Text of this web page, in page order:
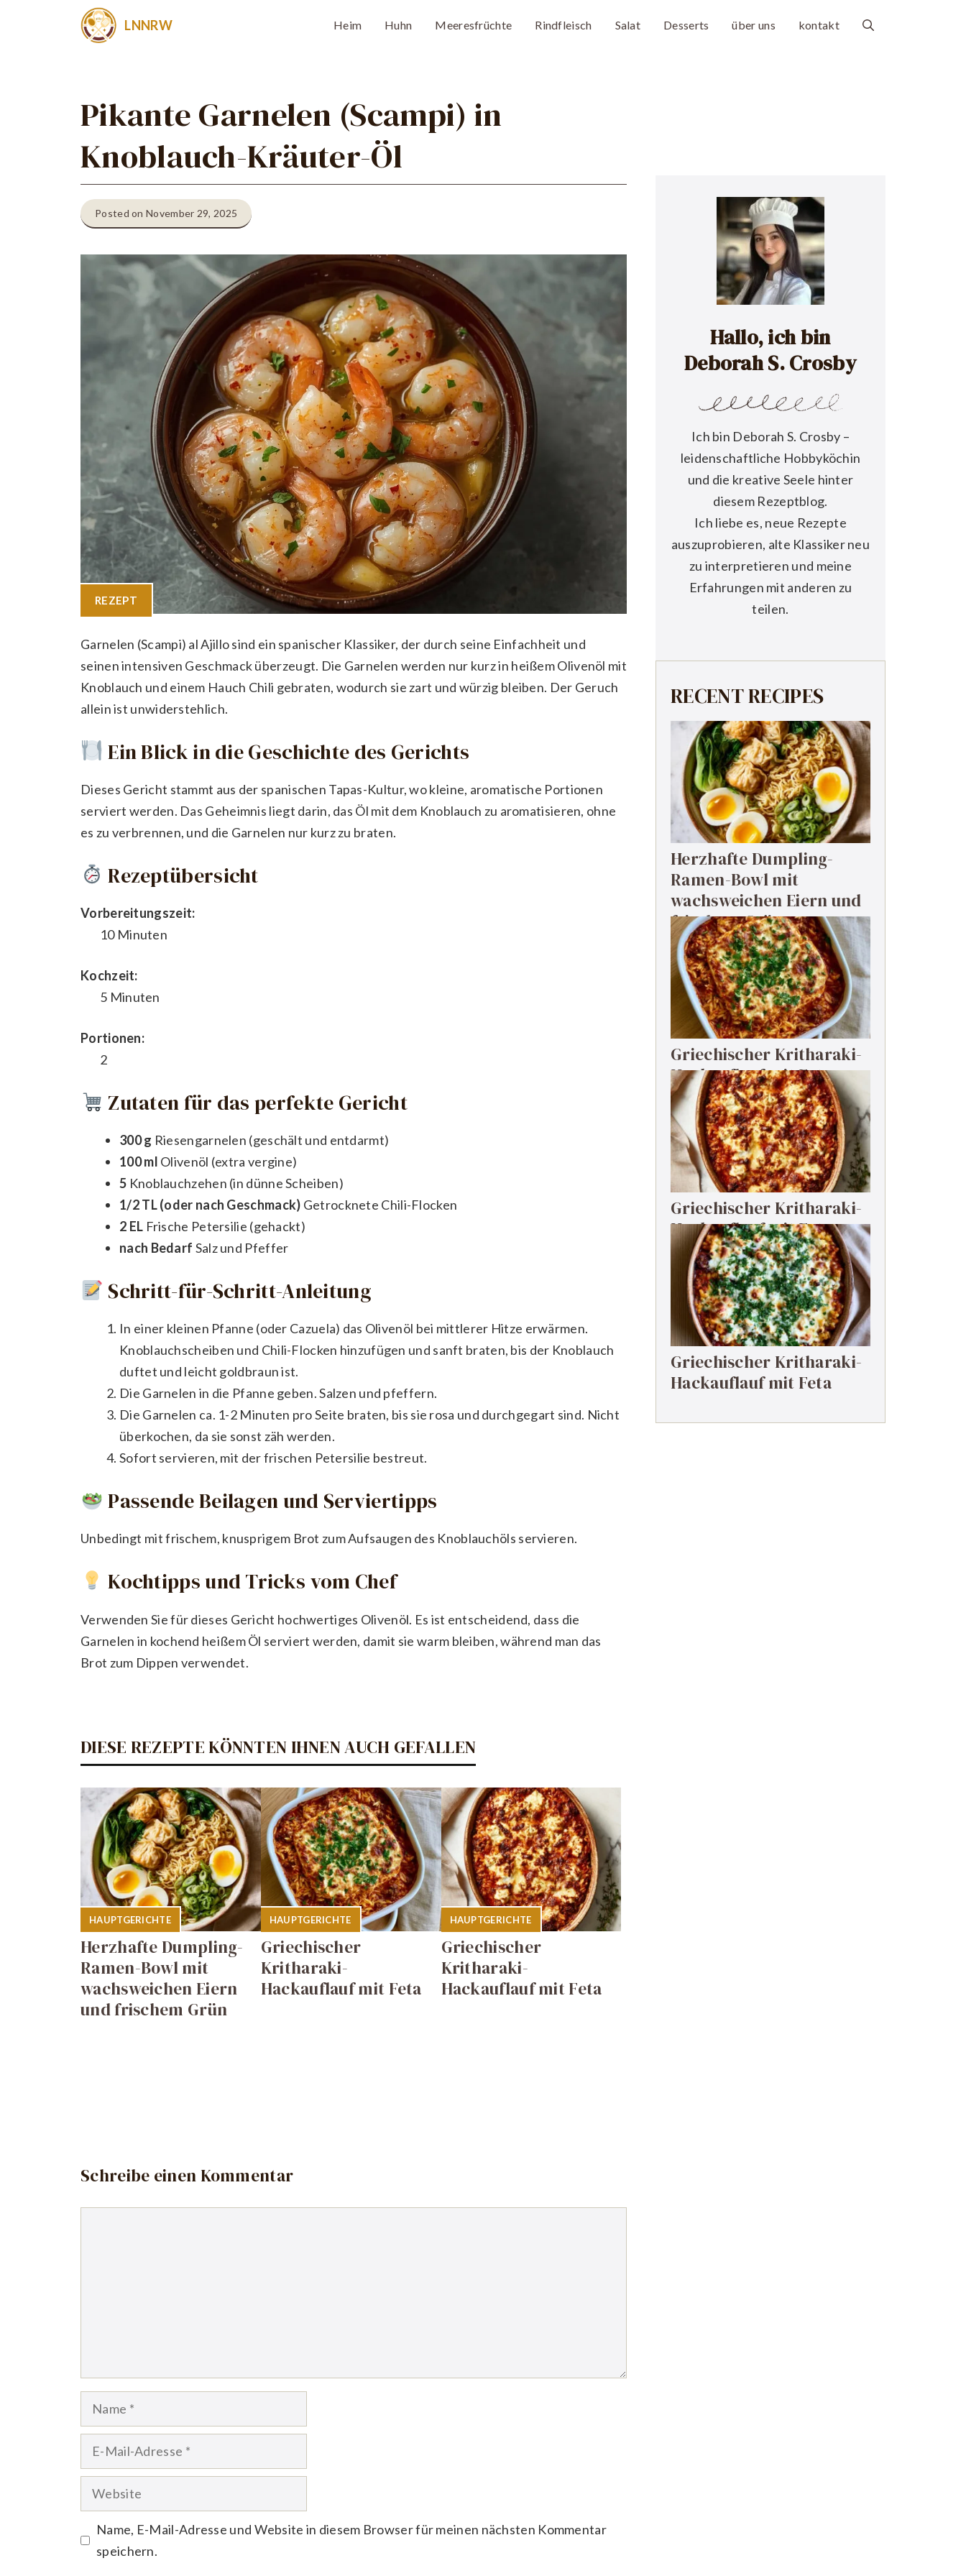
LNNRW Heim Huhn Meeresfrüchte Rindfleisch Salat Desserts über uns kontakt
Pikante Garnelen (Scampi) in
Knoblauch-Kräuter-Öl
Posted on November 29, 2025
REZEPT
Garnelen (Scampi) al Ajillo sind ein spanischer Klassiker, der durch seine Einfachheit und
seinen intensiven Geschmack überzeugt. Die Garnelen werden nur kurz in heißem Olivenöl mit
Knoblauch und einem Hauch Chili gebraten, wodurch sie zart und würzig bleiben. Der Geruch
allein ist unwiderstehlich.
Ein Blick in die Geschichte des Gerichts
Dieses Gericht stammt aus der spanischen Tapas-Kultur, wo kleine, aromatische Portionen
serviert werden. Das Geheimnis liegt darin, das Öl mit dem Knoblauch zu aromatisieren, ohne
es zu verbrennen, und die Garnelen nur kurz zu braten.
Rezeptübersicht
Vorbereitungszeit:
10 Minuten
Kochzeit:
5 Minuten
Portionen:
2
Zutaten für das perfekte Gericht
300 g Riesengarnelen (geschält und entdarmt)
100 ml Olivenöl (extra vergine)
5 Knoblauchzehen (in dünne Scheiben)
1/2 TL (oder nach Geschmack) Getrocknete Chili-Flocken
2 EL Frische Petersilie (gehackt)
nach Bedarf Salz und Pfeffer
Schritt-für-Schritt-Anleitung
In einer kleinen Pfanne (oder Cazuela) das Olivenöl bei mittlerer Hitze erwärmen.
Knoblauchscheiben und Chili-Flocken hinzufügen und sanft braten, bis der Knoblauch
duftet und leicht goldbraun ist.
Die Garnelen in die Pfanne geben. Salzen und pfeffern.
Die Garnelen ca. 1-2 Minuten pro Seite braten, bis sie rosa und durchgegart sind. Nicht
überkochen, da sie sonst zäh werden.
Sofort servieren, mit der frischen Petersilie bestreut.
Passende Beilagen und Serviertipps
Unbedingt mit frischem, knusprigem Brot zum Aufsaugen des Knoblauchöls servieren.
Kochtipps und Tricks vom Chef
Verwenden Sie für dieses Gericht hochwertiges Olivenöl. Es ist entscheidend, dass die
Garnelen in kochend heißem Öl serviert werden, damit sie warm bleiben, während man das
Brot zum Dippen verwendet.
DIESE REZEPTE KÖNNTEN IHNEN AUCH GEFALLEN
HAUPTGERICHTE
Herzhafte Dumpling-
Ramen-Bowl mit
wachsweichen Eiern
und frischem Grün
HAUPTGERICHTE
Griechischer
Kritharaki-
Hackauflauf mit Feta
HAUPTGERICHTE
Griechischer
Kritharaki-
Hackauflauf mit Feta
Schreibe einen Kommentar
Name
Mail-
Adresse
Website
Name, E-Mail-Adresse und Website in diesem Browser für meinen nächsten Kommentar
speichern.
Hallo, ich bin
Deborah S. Crosby
Ich bin Deborah S. Crosby –
leidenschaftliche Hobbyköchin
und die kreative Seele hinter
diesem Rezeptblog.
Ich liebe es, neue Rezepte
auszuprobieren, alte Klassiker neu
zu interpretieren und meine
Erfahrungen mit anderen zu
teilen.
RECENT RECIPES
Herzhafte Dumpling-
Ramen-Bowl mit
wachsweichen Eiern und
frischem Grün
Griechischer Kritharaki-
Hackauflauf mit Feta
Griechischer Kritharaki-
Hackauflauf mit Feta
Griechischer Kritharaki-
Hackauflauf mit Feta